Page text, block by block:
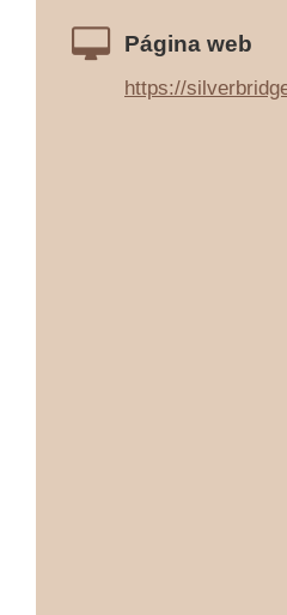
Página web
https://